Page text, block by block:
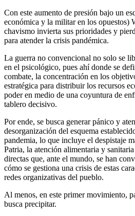
Con este aumento de presión bajo un
económica y la militar en los opuestos)
chavismo invierta sus prioridades y
para atender la crisis pandémica.
La guerra no convencional no solo se
en el psicológico, pues ahí donde se
combate, la concentración en los
estratégica para distribuir los recursos
poder en medio de una coyuntura de
tablero decisivo.
Por ende, se busca generar pánico y
desorganización del esquema
pandemia, lo que incluye el despistaje
Patria, la atención alimentaria y
directas que, ante el mundo, se han
cómo se gestiona una crisis de estas
redes organizativas del pueblo.
Al menos, en este primer movimiento,
busca precipitar.